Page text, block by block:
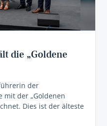
die „Goldene
der
mit der „Goldenen
Dies ist der älteste